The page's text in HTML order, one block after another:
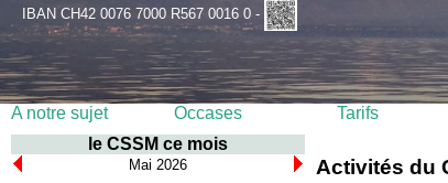
IBAN CH42 0076 7000 R567 0016 0 -
A notre sujet Occases Tarifs
le CSSM ce mois
Mai 2026 Activités du